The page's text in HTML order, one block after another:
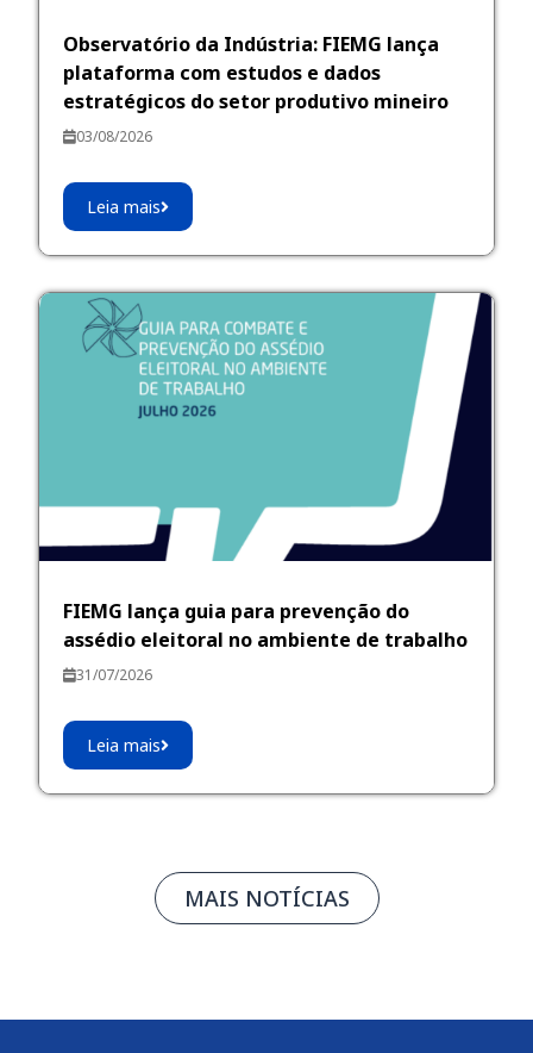
Observatório da Indústria: FIEMG lança
plataforma com estudos e dados
estratégicos do setor produtivo mineiro
03/08/2026
Leia mais
FIEMG lança guia para prevenção do
assédio eleitoral no ambiente de trabalho
31/07/2026
Leia mais
MAIS NOTÍCIAS